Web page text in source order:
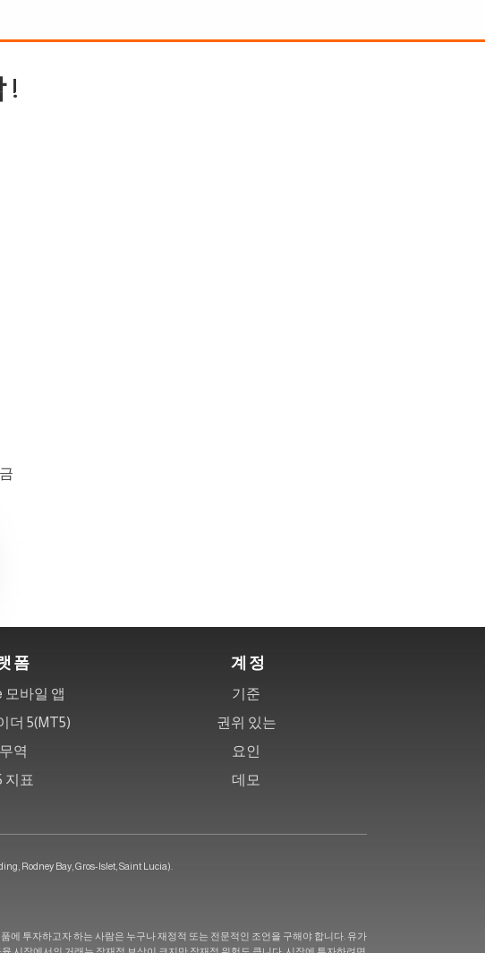
!
폼
모바일 앱
더 5(MT5)
역
지표
계정
기준
권위 있는
요인
데모
Rodney Bay, Gros-Islet, Saint Lucia).
에 투자하고자 하는 사람은 누구나 재정적 또는 전문적인 조언을 구해야 합니다. 유가
시장에서의 거래는 잠재적 보상이 크지만 잠재적 위험도 큽니다. 시장에 투자하려면